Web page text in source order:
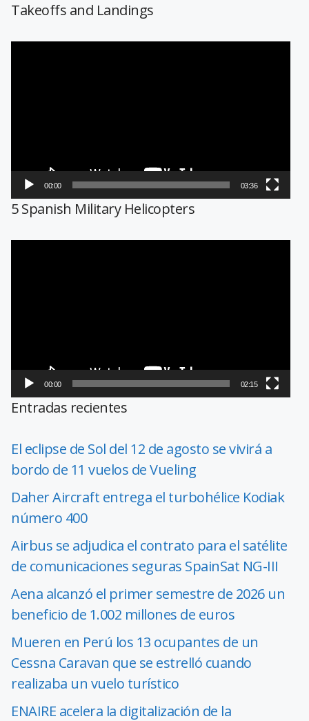
Takeoffs and Landings
00:00 03:36
5 Spanish Military Helicopters
00:00 02:15
Entradas recientes
El eclipse de Sol del 12 de agosto se vivirá a
bordo de 11 vuelos de Vueling
Daher Aircraft entrega el turbohélice Kodiak
número 400
Airbus se adjudica el contrato para el satélite
de comunicaciones seguras SpainSat NG-III
Aena alcanzó el primer semestre de 2026 un
beneficio de 1.002 millones de euros
Mueren en Perú los 13 ocupantes de un
Cessna Caravan que se estrelló cuando
realizaba un vuelo turístico
ENAIRE acelera la digitalización de la